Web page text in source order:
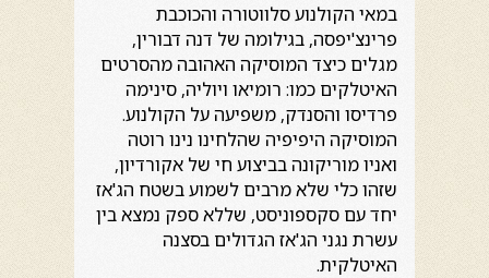
במאי הקולנוע סלווטורה והכוכבת
פרינצ'יפסה, בגילומה של דנה דבורין,
מגלים כיצד המוסיקה האהובה מהסרטים
האיטלקים כמו: רומיאו ויוליה, סינימה
פרדיסו והסנדק, משפיעה על הקולנוע.
המוסיקה היפיפיה שהלחינו נינו רוטה
ואניו מוריקונה בביצוע חי של אקורדיון,
שזהו כלי שלא מרבים לשמוע בשטח הג'אז
יחד עם סקספוניסט, שללא ספק נמצא בין
עשרת נגני הג'אז הגדולים בסצנה
האיטלקית.